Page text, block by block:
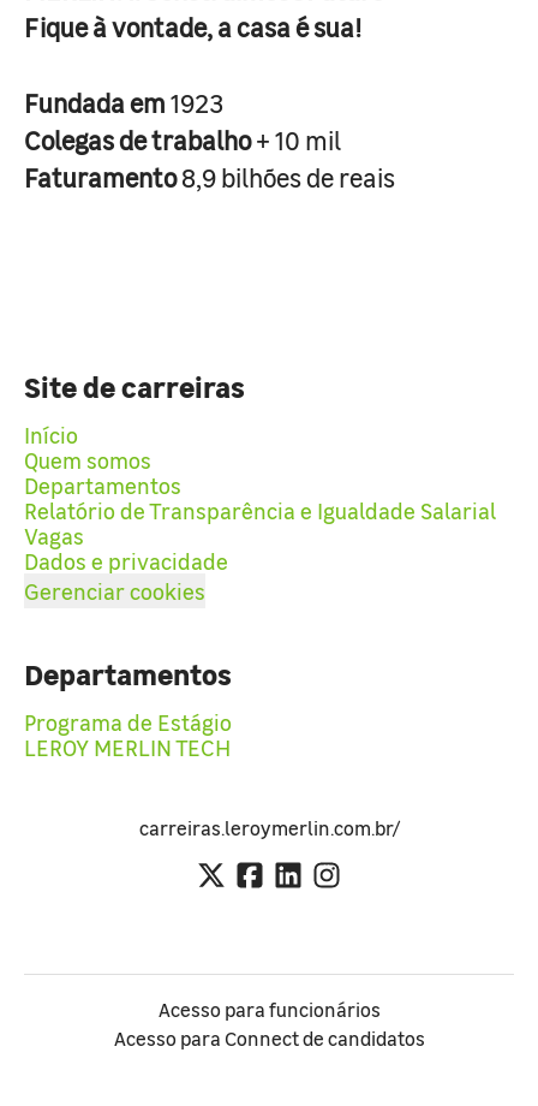
Fique à vontade, a casa é sua!
Fundada em1923
Colegas de trabalho+ 10 mil
Faturamento8,9 bilhões de reais
Site de carreiras
Início
Quem somos
Departamentos
Relatório de Transparência e Igualdade Salarial
Vagas
Dados e privacidade
Gerenciar cookies
Departamentos
Programa de Estágio
LEROY MERLIN TECH
carreiras.leroymerlin.com.br/
Acesso para funcionários
Acesso para Connect de candidatos